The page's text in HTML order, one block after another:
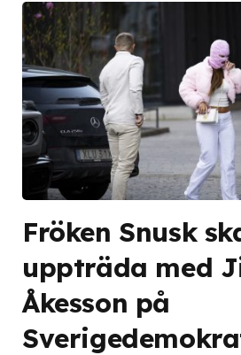
Fröken Snusk
uppträda med
Åkesson på